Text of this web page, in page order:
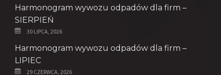
Harmonogram wywozu odpadów dla firm –
SIERPIEŃ
30 LIPCA, 2026
Harmonogram wywozu odpadów dla firm –
LIPIEC
29 CZERWCA, 2026